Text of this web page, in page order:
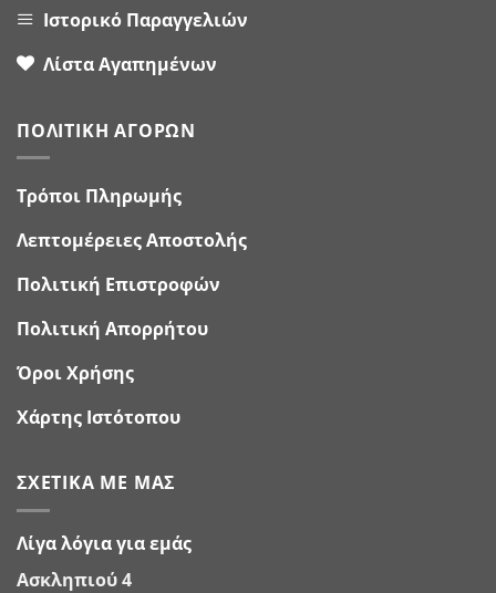
Ιστορικό Παραγγελιών
Λίστα Αγαπημένων
ΠΟΛΙΤΙΚΉ ΑΓΟΡΏΝ
Τρόποι Πληρωμής
Λεπτομέρειες Αποστολής
Πολιτική Επιστροφών
Πολιτική Απορρήτου
Όροι Χρήσης
Χάρτης Ιστότοπου
ΣΧΕΤΙΚΆ ΜΕ ΜΑΣ
Λίγα λόγια για εμάς
Ασκληπιού 4